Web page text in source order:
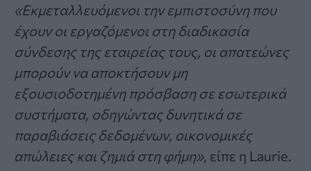
«Εκμεταλλευόμενοι την εμπιστοσύνη που
έχουν οι εργαζόμενοι στη διαδικασία
σύνδεσης της εταιρείας τους, οι απατεώνες
μπορούν να αποκτήσουν μη
εξουσιοδοτημένη πρόσβαση σε εσωτερικά
συστήματα, οδηγώντας δυνητικά σε
παραβιάσεις δεδομένων, οικονομικές
απώλειες και ζημιά στη φήμη», είπε η Laurie.